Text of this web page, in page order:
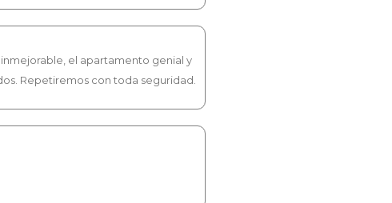
el apartamento genial y
Repetiremos con toda seguridad.